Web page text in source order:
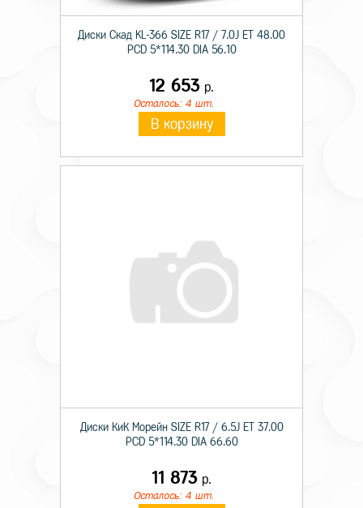
Диски Скад KL-366 SIZE R17 / 7.0J ET 48.00
PCD 5*114.30 DIA 56.10
12 653 р.
Осталось: 4 шт.
В корзину
Диски КиК Морейн SIZE R17 / 6.5J ET 37.00
PCD 5*114.30 DIA 66.60
11 873 р.
Осталось: 4 шт.